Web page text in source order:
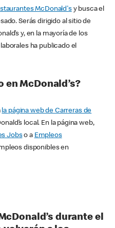
McDonald'sy busca el
Serás dirigido al sitio de
y, en la mayoría de los
ha publicado el
McDonald’s?
la página web de Carreras de
local. En la página web,
Jobso a Empleos
disponibles en
durante el